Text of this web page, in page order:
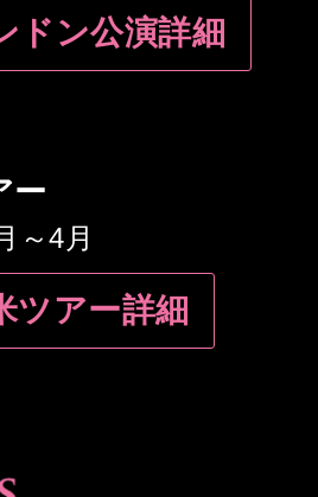
ドン公演詳細
ー
～4月
ツアー詳細